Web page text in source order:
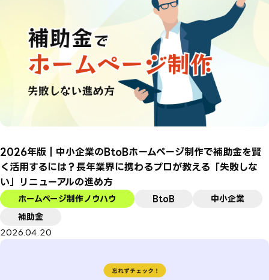
2026年版｜中小企業のBtoBホームページ制作で補助金を賢
く活用するには？長年業界に携わるプロが教える「失敗しな
い」リニューアルの進め方
ホームページ制作ノウハウ BtoB
中小企業
補助金
2026.04.20